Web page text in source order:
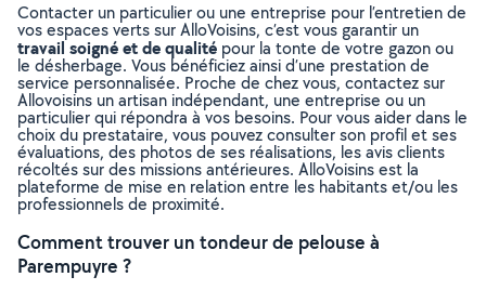
Contacter un particulier ou une entreprise pour l’entretien de
vos espaces verts sur AlloVoisins, c’est vous garantir un
travail soigné et de qualité pour la tonte de votre gazon ou
le désherbage. Vous bénéficiez ainsi d’une prestation de
service personnalisée. Proche de chez vous, contactez sur
Allovoisins un artisan indépendant, une entreprise ou un
particulier qui répondra à vos besoins. Pour vous aider dans le
choix du prestataire, vous pouvez consulter son profil et ses
évaluations, des photos de ses réalisations, les avis clients
récoltés sur des missions antérieures. AlloVoisins est la
plateforme de mise en relation entre les habitants et/ou les
professionnels de proximité.
Comment trouver un tondeur de pelouse à
Parempuyre ?